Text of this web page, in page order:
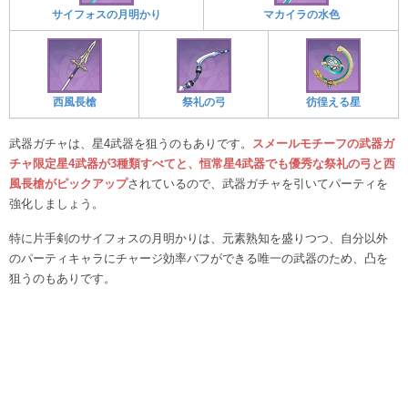
サイフォスの月明かり マカイラの水色
西風長槍 祭礼の弓 彷徨える星
武器ガチャは、星4武器を狙うのもありです。 スメールモチーフの武器ガ
チャ限定星4武器が3種類すべてと、恒常星4武器でも優秀な祭礼の弓と西
風長槍がピックアップされているので、武器ガチャを引いてパーティを
強化しましょう。
特に片手剣のサイフォスの月明かりは、元素熟知を盛りつつ、自分以外
のパーティキャラにチャージ効率バフができる唯一の武器のため、凸を
狙うのもありです。